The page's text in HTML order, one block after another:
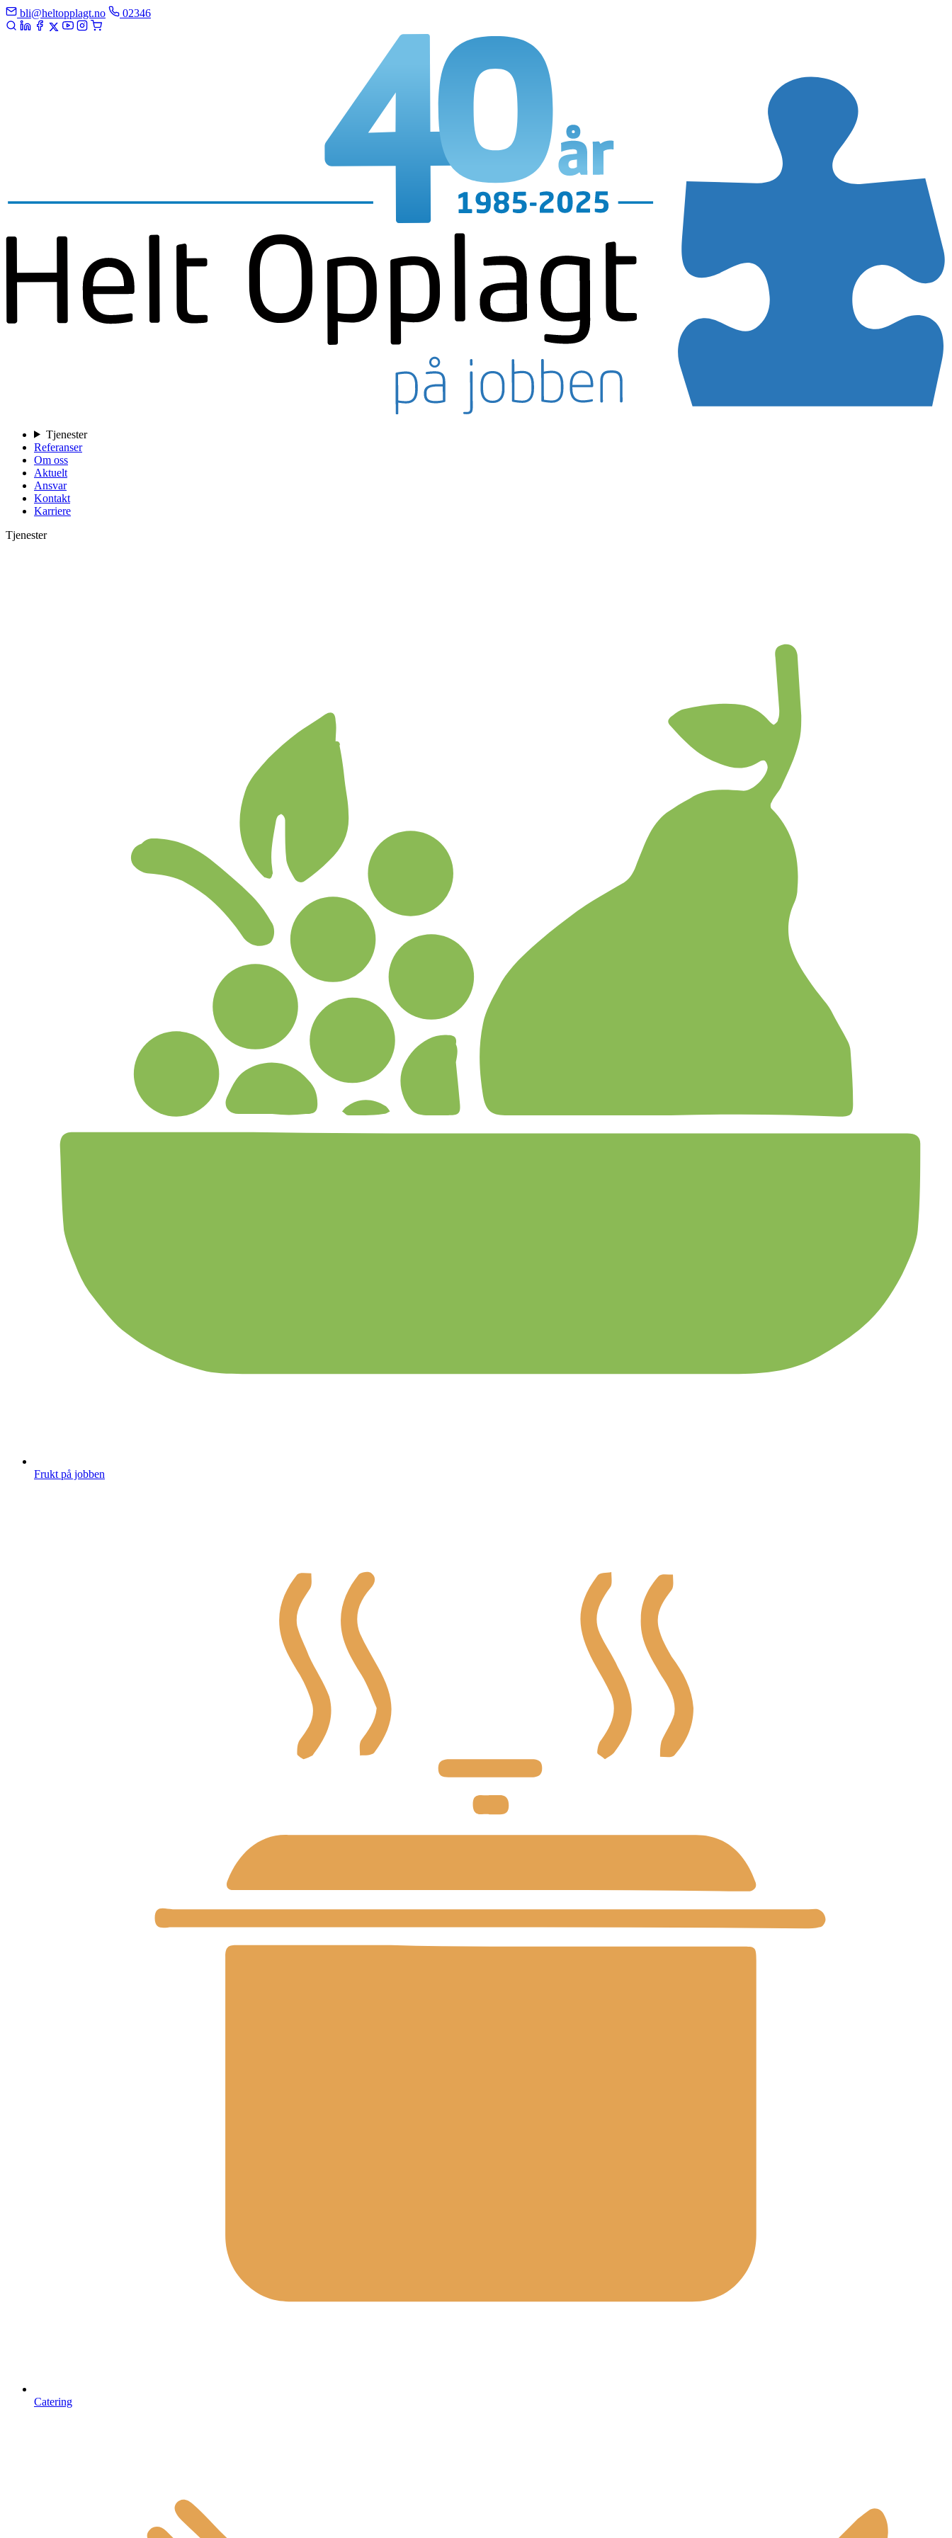
bli@heltopplagt.no 02346
Tjenester
Referanser
Om oss
Aktuelt
Ansvar
Kontakt
Karriere
Tjenester
Frukt på jobben
Catering